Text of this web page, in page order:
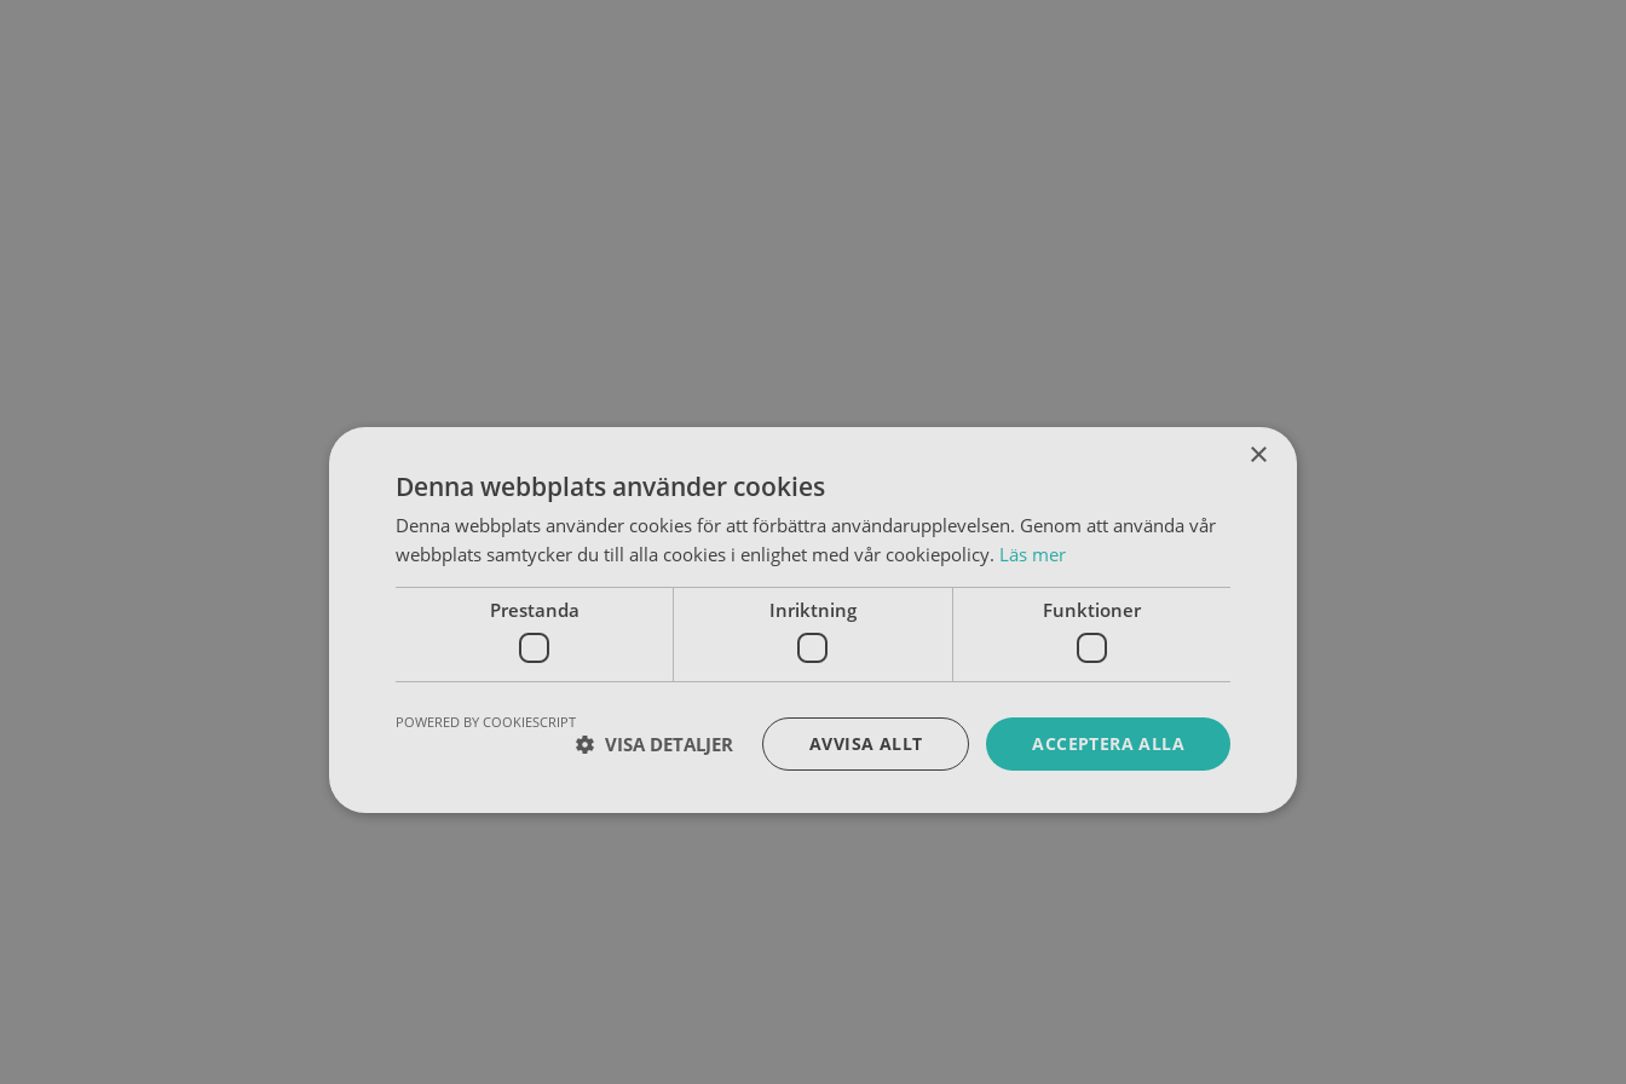
×
Denna webbplats använder cookies
Denna webbplats använder cookies för att förbättra användarupplevelsen. Genom att använda vår
webbplats samtycker du till alla cookies i enlighet med vår cookiepolicy. Läs mer
Prestanda Inriktning Funktioner
ACCEPTERA ALLA
AVVISA ALLT
VISA DETALJER
POWERED BY COOKIESCRIPT